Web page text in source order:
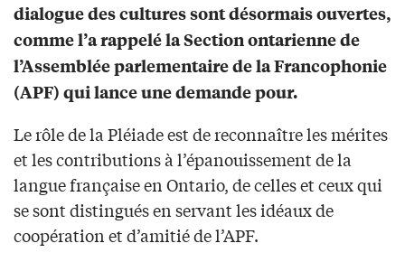
dialogue des cultures sont désormais ouvertes,
comme l’a rappelé la Section ontarienne de
l’Assemblée parlementaire de la Francophonie
(APF) qui lance une demande pour.
Le rôle de la Pléiade est de reconnaître les mérites
et les contributions à l’épanouissement de la
langue française en Ontario, de celles et ceux qui
se sont distingués en servant les idéaux de
coopération et d’amitié de l’APF.